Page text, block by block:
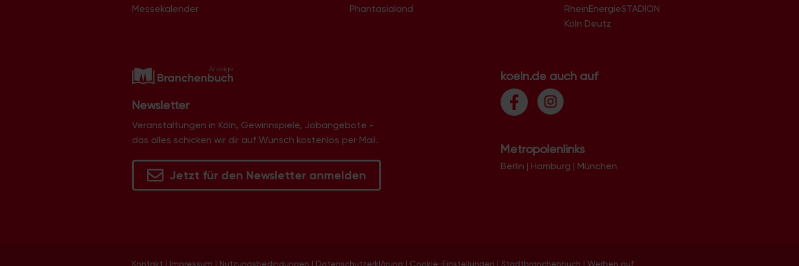
Messekalender
Phantasialand
RheinEnergieSTADION
Köln Deutz
Newsletter
Veranstaltungen in Köln, Gewinnspiele, Jobangebote -
das alles schicken wir dir auf Wunsch kostenlos per Mail.
Jetzt für den Newsletter anmelden
koeln.de auch auf
Metropolenlinks
Berlin | Hamburg | München
Kontakt | Impressum | Nutzungsbedingungen | Datenschutzerklärung | Cookie-Einstellungen | Stadtbranchenbuch | Werben auf